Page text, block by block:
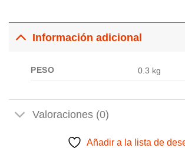
Información adicional
PESO 0.3 kg
Valoraciones (0)
Añadir a la lista de